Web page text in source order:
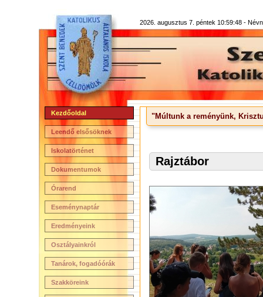
2026. augusztus 7. péntek 10:59:48 -
Kezdőoldal
Leendő elsősöknek
Iskolatörténet
Dokumentumok
Órarend
Eseménynaptár
Eredményeink
Osztályainkról
Tanárok, fogadóórák
Szakköreink
"Múltunk a reményünk,
Rajztábor